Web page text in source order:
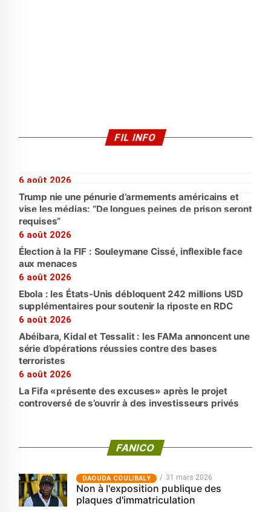
FIL INFO
6 août 2026
Trump nie une pénurie d’armements américains et
vise les médias: “De longues peines de prison seront
requises”
6 août 2026
Élection à la FIF : Souleymane Cissé, inflexible face
aux menaces
6 août 2026
Ebola : les États-Unis débloquent 242 millions USD
supplémentaires pour soutenir la riposte en RDC
6 août 2026
Abéibara, Kidal et Tessalit : les FAMa annoncent une
série d’opérations réussies contre des bases
terroristes
6 août 2026
La Fifa «présente des excuses» après le projet
controversé de s’ouvrir à des investisseurs privés
FANICO
‎DAOUDA COULIBALY 31 mars 2026
Non à l'exposition publique des
plaques d'immatriculation